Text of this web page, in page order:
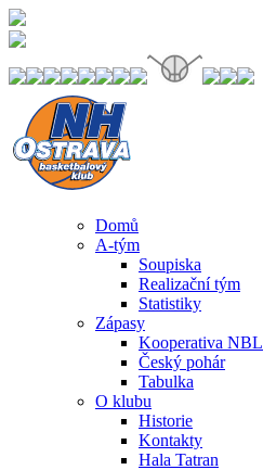
Domů
A-tým
Soupiska
Realizační tým
Statistiky
Zápasy
Kooperativa NBL
Český pohár
Tabulka
O klubu
Historie
Kontakty
Hala Tatran